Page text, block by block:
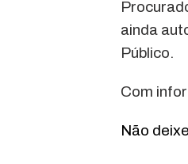
ainda
Público.
Com
Não